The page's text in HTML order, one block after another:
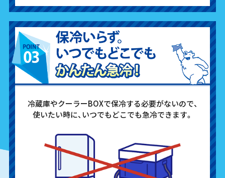
冷蔵庫やクーラーBOXで保冷する必要がないので、
使いたい時に、いつでもどこでも急冷できます。